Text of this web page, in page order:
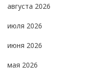
августа 2026
июля 2026
июня 2026
мая 2026